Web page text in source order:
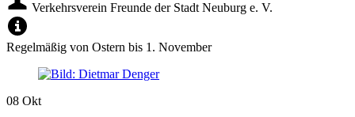
Verkehrsverein Freunde der Stadt Neuburg e. V.
Regelmäßig von Ostern bis 1. November
08 Okt